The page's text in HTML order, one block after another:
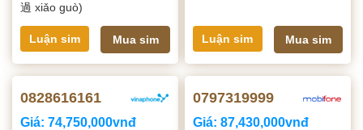
過 xiǎo guò)
Luận sim Mua sim Luận sim Mua sim
0828616161
Giá: 74,750,000vnđ
0797319999
Giá:87,430,000vnđ